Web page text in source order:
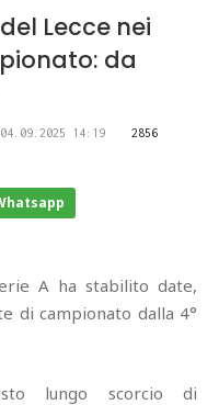
Lecce nei
da
04.09.2025 14:19
2856
A ha stabilito date,
di campionato dalla 4°
lungo scorcio di